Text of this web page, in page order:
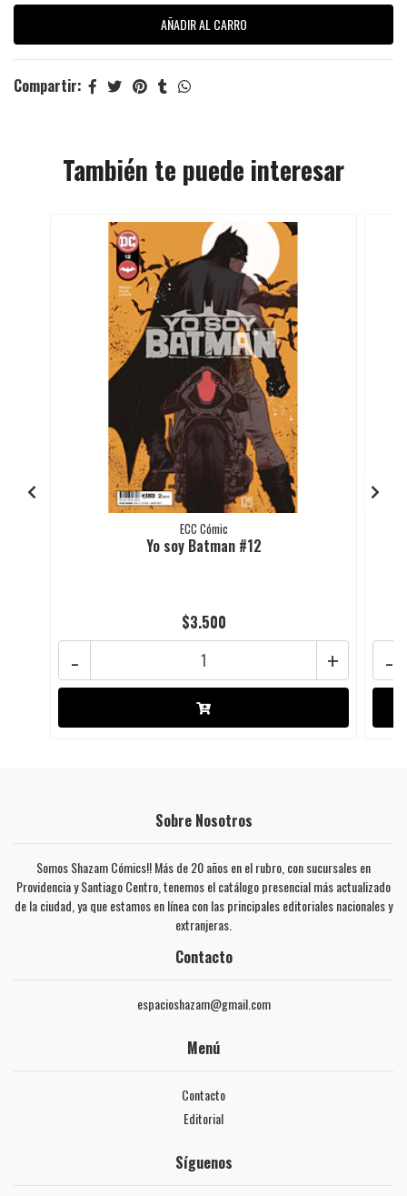
Compartir:
También te puede interesar
ECC Cómic
Yo soy Batman #12
$3.500
+
- -
Sobre Nosotros
Somos Shazam Cómics!! Más de 20 años en el rubro, con sucursales en
Providencia y Santiago Centro, tenemos el catálogo presencial más actualizado
de la ciudad, ya que estamos en línea con las principales editoriales nacionales y
extranjeras.
Contacto
espacioshazam@gmail.com
Menú
Contacto
Editorial
Síguenos